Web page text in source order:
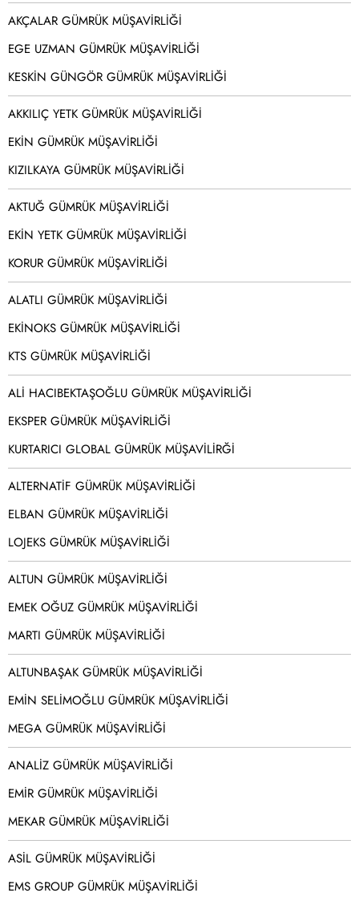
AKÇALAR GÜMRÜK MÜŞAVİRLİĞİ
EGE UZMAN GÜMRÜK MÜŞAVİRLİĞİ
KESKİN GÜNGÖR GÜMRÜK MÜŞAVİRLİĞİ
AKKILIÇ YETK GÜMRÜK MÜŞAVİRLİĞİ
EKİN GÜMRÜK MÜŞAVİRLİĞİ
KIZILKAYA GÜMRÜK MÜŞAVİRLİĞİ
AKTUĞ GÜMRÜK MÜŞAVİRLİĞİ
EKİN YETK GÜMRÜK MÜŞAVİRLİĞİ
KORUR GÜMRÜK MÜŞAVİRLİĞİ
ALATLI GÜMRÜK MÜŞAVİRLİĞİ
EKİNOKS GÜMRÜK MÜŞAVİRLİĞİ
KTS GÜMRÜK MÜŞAVİRLİĞİ
ALİ HACIBEKTAŞOĞLU GÜMRÜK MÜŞAVİRLİĞİ
EKSPER GÜMRÜK MÜŞAVİRLİĞİ
KURTARICI GLOBAL GÜMRÜK MÜŞAVİLİRĞİ
ALTERNATİF GÜMRÜK MÜŞAVİRLİĞİ
ELBAN GÜMRÜK MÜŞAVİRLİĞİ
LOJEKS GÜMRÜK MÜŞAVİRLİĞİ
ALTUN GÜMRÜK MÜŞAVİRLİĞİ
EMEK OĞUZ GÜMRÜK MÜŞAVİRLİĞİ
MARTI GÜMRÜK MÜŞAVİRLİĞİ
ALTUNBAŞAK GÜMRÜK MÜŞAVİRLİĞİ
EMİN SELİMOĞLU GÜMRÜK MÜŞAVİRLİĞİ
MEGA GÜMRÜK MÜŞAVİRLİĞİ
ANALİZ GÜMRÜK MÜŞAVİRLİĞİ
EMİR GÜMRÜK MÜŞAVİRLİĞİ
MEKAR GÜMRÜK MÜŞAVİRLİĞİ
ASİL GÜMRÜK MÜŞAVİRLİĞİ
EMS GROUP GÜMRÜK MÜŞAVİRLİĞİ